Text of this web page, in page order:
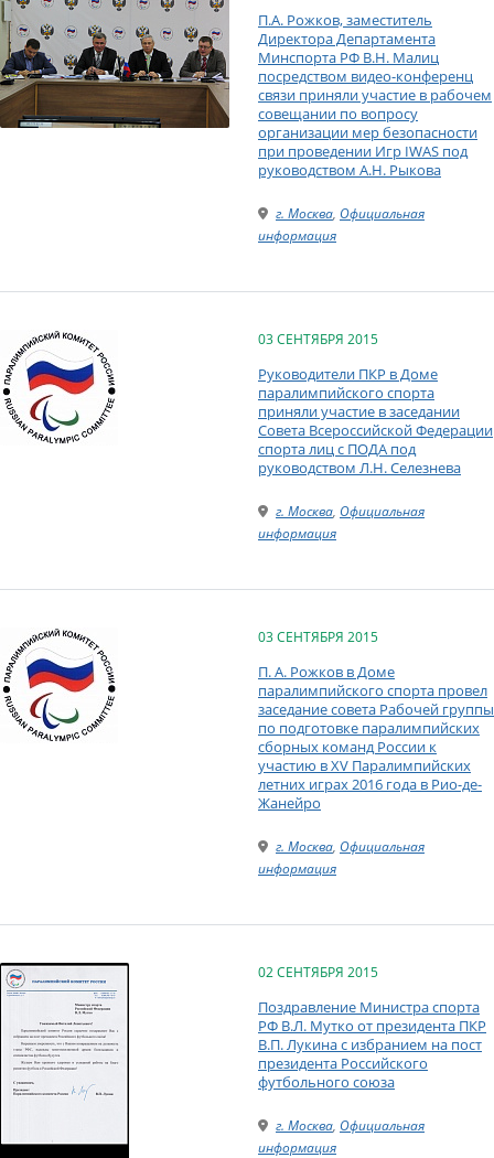
П.А. Рожков, заместитель
Директора Департамента
Минспорта РФ В.Н. Малиц
посредством видео-конференц
связи приняли участие в рабочем
совещании по вопросу
организации мер безопасности
при проведении Игр IWAS под
руководством А.Н. Рыкова
г. Москва, Официальная
информация
03 СЕНТЯБРЯ 2015
Руководители ПКР в Доме
паралимпийского спорта
приняли участие в заседании
Совета Всероссийской Федерации
спорта лиц с ПОДА под
руководством Л.Н. Селезнева
г. Москва, Официальная
информация
03 СЕНТЯБРЯ 2015
П. А. Рожков в Доме
паралимпийского спорта провел
заседание совета Рабочей группы
по подготовке паралимпийских
сборных команд России к
участию в XV Паралимпийских
летних играх 2016 года в Рио-де-
Жанейро
г. Москва, Официальная
информация
02 СЕНТЯБРЯ 2015
Поздравление Министра спорта
РФ В.Л. Мутко от президента ПКР
В.П. Лукина с избранием на пост
президента Российского
футбольного союза
г. Москва, Официальная
информация